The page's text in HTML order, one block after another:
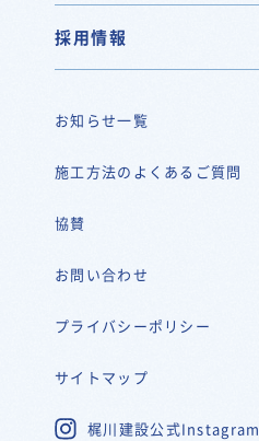
採用情報
お知らせ一覧
施工方法のよくあるご質問
協賛
お問い合わせ
プライバシーポリシー
サイトマップ
梶川建設公式Instagram